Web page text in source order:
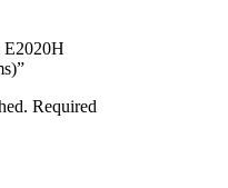
E2020H
Required